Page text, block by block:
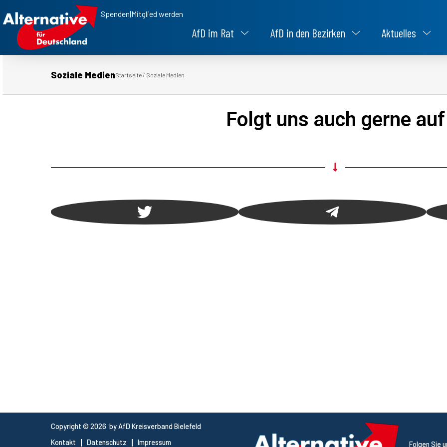
Spenden|Mitglied werden
AfD im Rat AfD in den Bezirken Aktuelles
Soziale MedienStartseite / Soziale Medien
Folgt uns auch gerne auf
Copyright © 2026 by AfD Kreisverband Bielefeld
Kontakt
Datenschutz Impressum Folgen Sie